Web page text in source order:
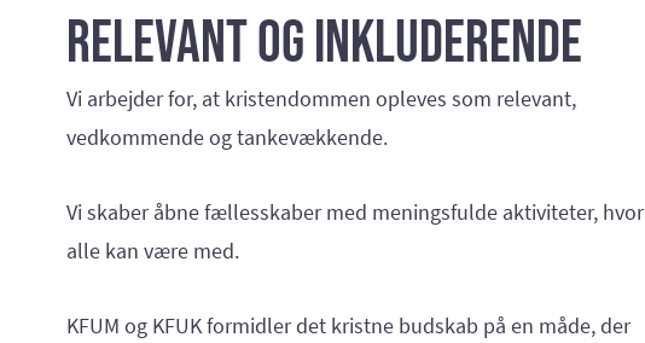
Relevant og inkluderende
Vi arbejder for, at kristendommen opleves som relevant,
vedkommende og tankevækkende.
Vi skaber åbne fællesskaber med meningsfulde aktiviteter, hvor
alle kan være med.
KFUM og KFUK formidler det kristne budskab på en måde, der